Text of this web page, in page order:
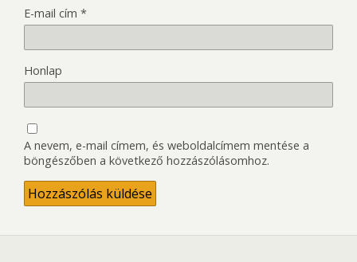
E-mail cím *
Honlap
A nevem, e-mail címem, és weboldalcímem mentése a
böngészőben a következő hozzászólásomhoz.